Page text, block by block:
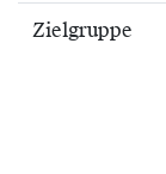
Zielgruppe